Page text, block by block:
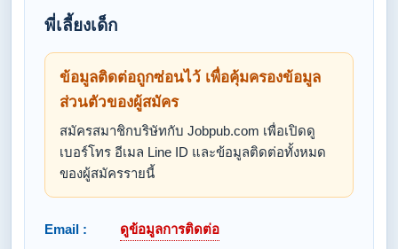
พี่เลี้ยงเด็ก
ข้อมูลติดต่อถูกซ่อนไว้ เพื่อคุ้มครองข้อมูล
ส่วนตัวของผู้สมัคร
สมัครสมาชิกบริษัทกับ Jobpub.com เพื่อเปิดดู
เบอร์โทร อีเมล Line ID และข้อมูลติดต่อทั้งหมด
ของผู้สมัครรายนี้
Email :
ดูข้อมูลการติดต่อ